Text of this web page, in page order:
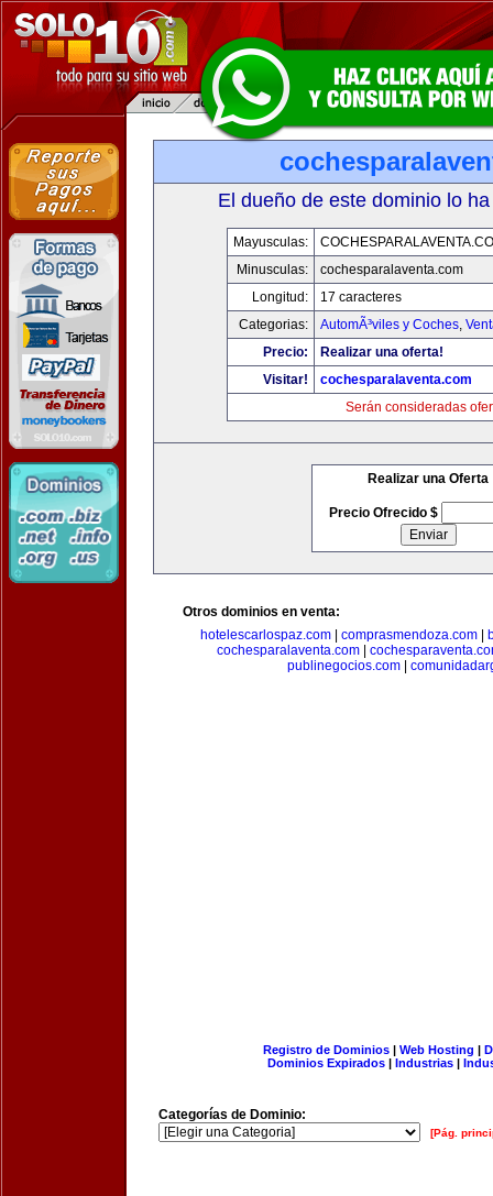
El dueño de este dominio lo
Mayusculas:
Minusculas:
cochesparalaventa.com
Longitud:
17 caracteres
Categorias:
AutomÃ³viles y Coches,
Precio:
Realizar una oferta!
Visitar!
cochesparalaventa.com
Serán consideradas
Realizar una Oferta
Precio Ofrecido $
Otros dominios en venta:
hotelescarlospaz.com| comprasmendoza.com|
cochesparalaventa.com
publinegocios.com|
Registro de Dominios| Web Hosting |
Dominios Expirados | Industrias |
Categorías de Dominio:
[Pág.